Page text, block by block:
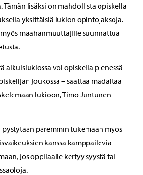
Tämän lisäksi on mahdollista opiskella
yksittäisiä lukion opintojaksoja.
maahanmuuttajille suunnattua
aikuislukiossa voi opiskella pienessä
joukossa – saattaa madaltaa
lukioon, Timo Juntunen
pystytään paremmin tukemaan myös
kanssa kamppailevia
jos oppilaalle kertyy syystä tai